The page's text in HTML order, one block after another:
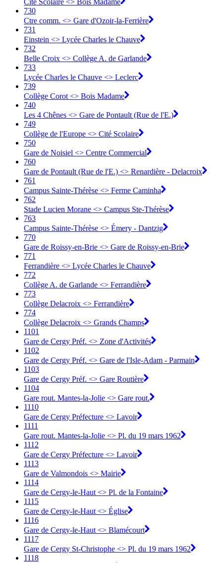
Cité Scolaire <> Bois Madame
730
Ctre comm. <> Gare d'Ozoir-la-Ferrière
731
Einstein <> Lycée Charles le Chauve
732
Belle Croix <> Collège A. de Garlande
733
Lycée Charles le Chauve <> Leclerc
739
Collège Corot <> Bois Madame
740
Les 4 Chênes <> Gare de Pontault (Rue de l'E.)
749
Collège de l'Europe <> Cité Scolaire
750
Gare de Noisiel <> Centre Commercial
760
Gare de Pontault (Rue de l'E.) <> Renardière - Delacroix
761
Campus Sainte-Thérèse <> Ferme Caminha
762
Stade Lucien Morane <> Campus Ste-Thérèse
763
Campus Sainte-Thérèse <> Émery - Dantzig
770
Gare de Roissy-en-Brie <> Gare de Roissy-en-Brie
771
Ferrandière <> Lycée Charles le Chauve
772
Collège A. de Garlande <> Ferrandière
773
Collège Delacroix <> Ferrandière
774
Collège Delacroix <> Grands Champs
1101
Gare de Cergy Préf. <> Zone d'Activités
1102
Gare de Cergy Préf. <> Gare de l'Isle-Adam - Parmain
1103
Gare de Cergy Préf. <> Gare Routière
1104
Gare rout. Mantes-la-Jolie <> Gare rout.
1110
Gare de Cergy Préfecture <> Lavoir
1111
Gare rout. Mantes-la-Jolie <> Pl. du 19 mars 1962
1112
Gare de Cergy Préfecture <> Lavoir
1113
Gare de Valmondois <> Mairie
1114
Gare de Cergy-le-Haut <> Pl. de la Fontaine
1115
Gare de Cergy-le-Haut <> Église
1116
Gare de Cergy-le-Haut <> Blamécourt
1117
Gare de Cergy St-Christophe <> Pl. du 19 mars 1962
1118